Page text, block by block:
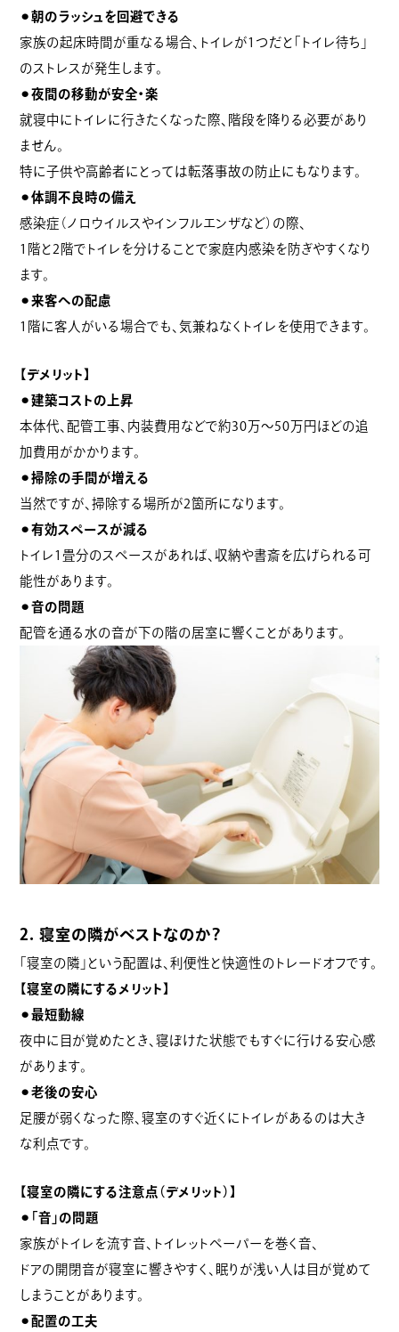
⚫︎朝のラッシュを回避できる
家族の起床時間が重なる場合、トイレが1つだと「トイレ待ち」
のストレスが発生します。
⚫︎夜間の移動が安全・楽
就寝中にトイレに行きたくなった際、階段を降りる必要があり
ません。
特に子供や高齢者にとっては転落事故の防止にもなります。
⚫︎体調不良時の備え
感染症（ノロウイルスやインフルエンザなど）の際、
1階と2階でトイレを分けることで家庭内感染を防ぎやすくなり
ます。
⚫︎来客への配慮
1階に客人がいる場合でも、気兼ねなくトイレを使用できます。
【デメリット】
⚫︎建築コストの上昇
本体代、配管工事、内装費用などで約30万〜50万円ほどの追
加費用がかかります。
⚫︎掃除の手間が増える
当然ですが、掃除する場所が2箇所になります。
⚫︎有効スペースが減る
トイレ1畳分のスペースがあれば、収納や書斎を広げられる可
能性があります。
⚫︎音の問題
配管を通る水の音が下の階の居室に響くことがあります。
2. 寝室の隣がベストなのか？
「寝室の隣」という配置は、利便性と快適性のトレードオフです。
【寝室の隣にするメリット】
⚫︎最短動線
夜中に目が覚めたとき、寝ぼけた状態でもすぐに行ける安心感
があります。
⚫︎老後の安心
足腰が弱くなった際、寝室のすぐ近くにトイレがあるのは大き
な利点です。
【寝室の隣にする注意点（デメリット） 】
⚫︎「音」の問題
家族がトイレを流す音、トイレットペーパーを巻く音、
ドアの開閉音が寝室に響きやすく、眠りが浅い人は目が覚めて
しまうことがあります。
⚫︎配置の工夫